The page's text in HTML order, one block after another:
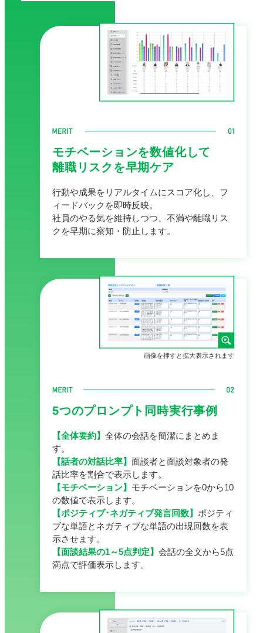
モチベーションを数値化して
離職リスクを早期ケア
行動や成果をリアルタイムにスコア化し、フ
ィードバックを即時反映。
社員のやる気を維持しつつ、不満や離職リス
クを早期に察知・防止します。
5つのプロンプト同時実行事例
【全体要約】 全体の会話を簡潔にまとめま
す。
【話者の対話比率】 面談者と面談対象者の発
話比率を割合で表示します。
【モチベーション】 モチベーションを0から10
の数値で表示します。
【ポジティブ･ネガティブ発言回数】 ポジティ
ブな単語とネガティブな単語の出現回数を表
示させます。
【面談結果の1～5点判定】 会話の全文から5点
満点で評価表示します。
画像を押すと拡大表示されます